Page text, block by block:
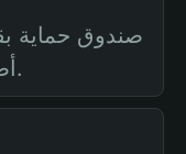
أصولك ومعاملاتك.